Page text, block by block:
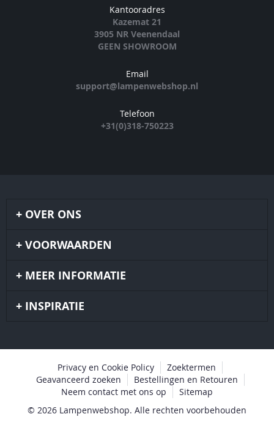
Kantooradres
Kazemat 21
3905 NR Veenendaal
GEEN SHOWROOM
Email
support@lampenwebshop.nl
Telefoon
+31(0)318-750223
OVER ONS
VOORWAARDEN
MEER INFORMATIE
INSPIRATIE
Privacy en Cookie Policy
Zoektermen
Geavanceerd zoeken
Bestellingen en Retouren
Neem contact met ons op
Sitemap
© 2026 Lampenwebshop. Alle rechten voorbehouden